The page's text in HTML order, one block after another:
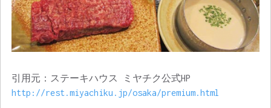
引用元：ステーキハウス ミヤチク公式HP
http://rest.miyachiku.jp/osaka/premium.html